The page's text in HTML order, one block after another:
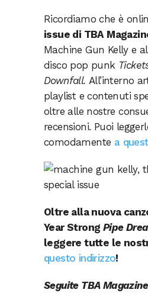
Ricordiamo che è
issue di TBA
Machine Gun Kelly e
disco pop punk
Downfall.All’interno
playlist e contenuti
oltre alle nostre
recensioni. Puoi
comodamente a
Oltre alla nuova
Year Strong Pipe
leggere tutte le
questo indirizzo!
Seguite TBA